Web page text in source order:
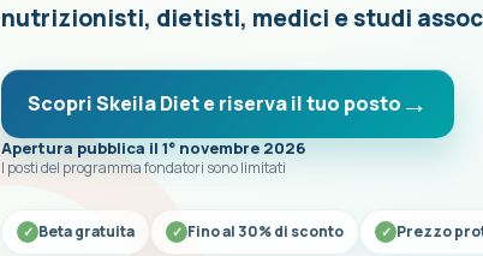
nutrizionisti, dietisti, medici e studi
Scopri Skeila Diet e riserva il tuo posto
Apertura pubblica il 1° novembre 2026
I posti del programma fondatori sono limitati
Beta gratuita Fino al 30% di sconto Prezzo